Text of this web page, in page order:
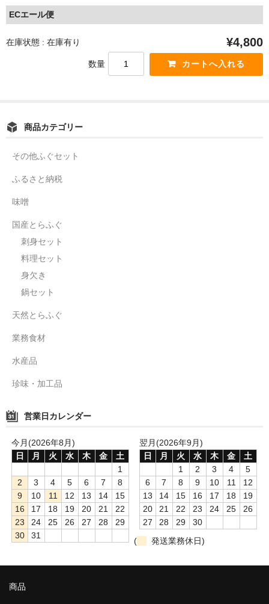
ECエール便
在庫状態 : 在庫有り ¥4,800
数量
商品カテゴリー
その他ふぐセット
ふるさと納税
味噌
国産とらふぐ
刺身セット
料理セット
身欠き
鍋セット
天然とらふぐ
業務食材
水産品
珍味・加工品
営業日カレンダー
今月(2026年8月)
日
月 火 水 木 金
土
1
2
3 4 5 6 7
8
9
10 11 12 13 14
15
16
17 18 19 20 21
22
23
24 25 26 27 28
29
30
31
翌月(2026年9月)
日
月 火 水 木 金
土
1
2 3 4
5
6
7 8 9 10 11
12
13
14 15 16 17 18
19
20
21 22 23 24 25
26
27
28 29
30
(
発送業務休日)
商品